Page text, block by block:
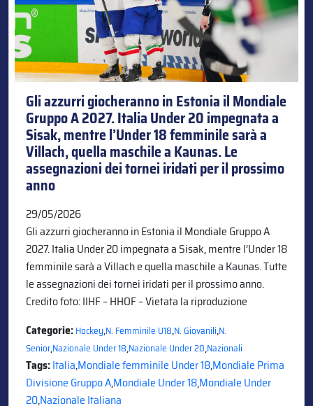
Gli azzurri giocheranno in Estonia il Mondiale
Gruppo A 2027. Italia Under 20 impegnata a
Sisak, mentre l’Under 18 femminile sarà a
Villach, quella maschile a Kaunas. Le
assegnazioni dei tornei iridati per il prossimo
anno
29/05/2026
Gli azzurri giocheranno in Estonia il Mondiale Gruppo A
2027. Italia Under 20 impegnata a Sisak, mentre l’Under 18
femminile sarà a Villach e quella maschile a Kaunas. Tutte
le assegnazioni dei tornei iridati per il prossimo anno.
Credito foto: IIHF – HHOF – Vietata la riproduzione
Categorie:Hockey,N. Femminile U18,N. Giovanili,N.
Senior,Nazionale Under 18,Nazionale Under 20,Nazionali
Tags:Italia,Mondiale femminile Under 18,Mondiale Prima
Divisione Gruppo A,Mondiale Under 18,Mondiale Under
20,Nazionale Italiana